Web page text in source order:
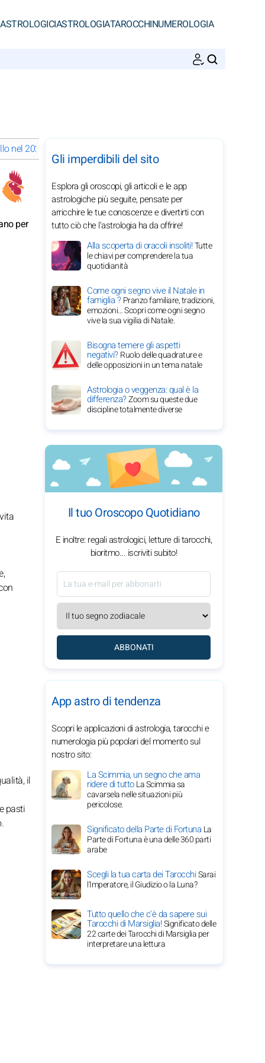
ASTROLOGIATAROCCHINUMEROLOGIA
nel 2029
per
il
pasti
Gli imperdibili del sito
Esplora gli oroscopi, gli articoli e le app
astrologiche più seguite, pensate per
arricchire le tue conoscenze e divertirti con
tutto ciò che l'astrologia ha da offrire!
Alla scoperta di oracoli insoliti!Tutte
le chiavi per comprendere la tua
quotidianità
Come ogni segno vive il Natale in
famiglia ?Pranzo familiare, tradizioni,
emozioni… Scopri come ogni segno
vive la sua vigilia di Natale.
Bisogna temere gli aspetti
negativi?Ruolo delle quadrature e
delle opposizioni in un tema natale
Astrologia o veggenza: qual è la
differenza?Zoom su queste due
discipline totalmente diverse
Il tuo Oroscopo Quotidiano
E inoltre: regali astrologici, letture di tarocchi,
bioritmo... iscriviti subito!
ABBONATI
App astro di tendenza
Scopri le applicazioni di astrologia, tarocchi e
numerologia più popolari del momento sul
nostro sito:
La Scimmia, un segno che ama
ridere di tuttoLa Scimmia sa
cavarsela nelle situazioni più
pericolose.
Significato della Parte di Fortuna La
Parte di Fortuna è una delle 360 parti
arabe
Scegli la tua carta dei TarocchiSarai
l'Imperatore, il Giudizio o la Luna?
Tutto quello che c'è da sapere sui
Tarocchi di Marsiglia!Significato delle
22 carte dei Tarocchi di Marsiglia per
interpretare una lettura